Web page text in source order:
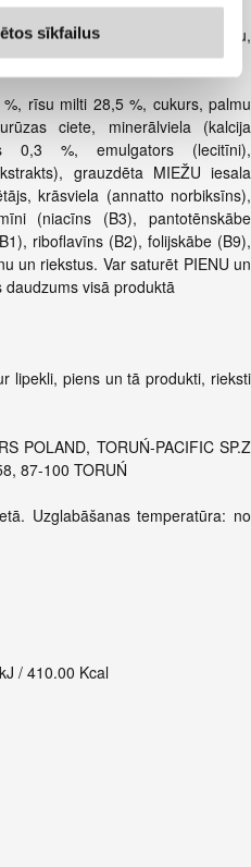
sīkfailus
kvadrātiņi ar kanēļa garšu,
rīsu milti 28,5 %, cukurs, palmu
ciete, minerālviela (kalcija
0,3 %, emulgators (lecitīni),
grauzdēta MIEŽU iesala
krāsviela (annatto norbiksīns),
(niacīns (B3), pantotēnskābe
riboflavīns (B2), folijskābe (B9),
un riekstus. Var saturēt PIENU un
daudzums visā produktā
lipekli, piens un tā produkti, rieksti
POLAND, TORUŃ-PACIFIC SP.Z
87-100 TORUŃ
Uzglabāšanas temperatūra: no
/ 410.00 Kcal